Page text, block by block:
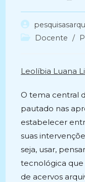
Autor
do
Categoria
Docente /
Leolíbia Luana
O tema central
pautado nas
estabelecer
suas
seja, usar,
tecnológica que
de acervos